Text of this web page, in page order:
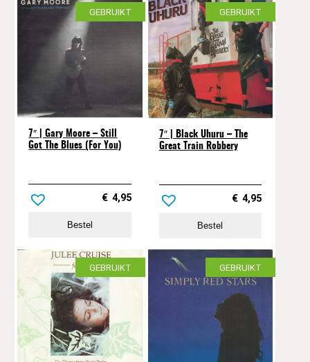
GEBRUIKT
7″ | Gary Moore – Still
Got The Blues (For You)
€ 4,95
Bestel
GEBRUIKT
7″ | Black Uhuru ‎– The
Great Train Robbery
€ 4,95
Bestel
GEBRUIKT GEBRUIKT